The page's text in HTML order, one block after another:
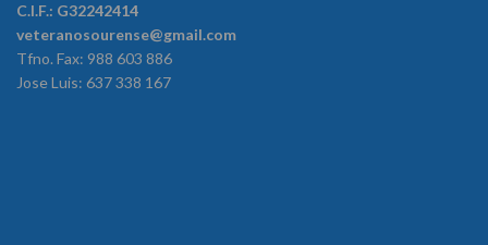
C.I.F.: G32242414
veteranosourense@gmail.com
Tfno. Fax: 988 603 886
Jose Luis: 637 338 167